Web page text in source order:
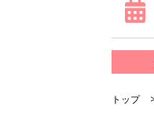
トップ